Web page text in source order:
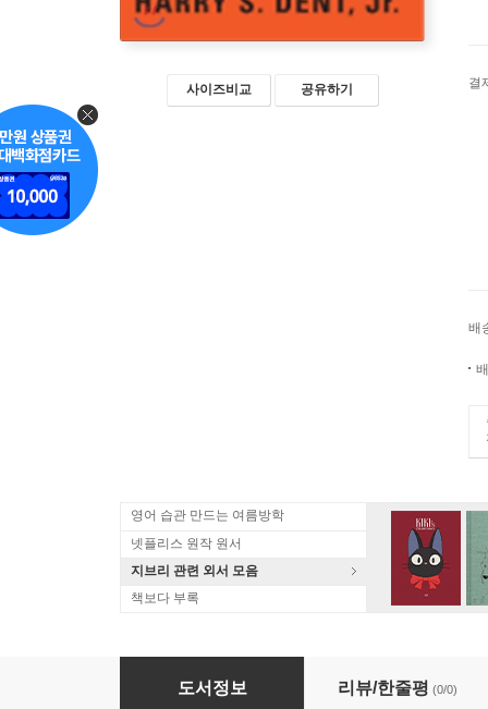
사이즈비교 공유하기 결
배
영어 습관 만드는 여름방학
넷플리스 원작 원서
지브리 관련 외서 모음
책보다 부록
The Demographic Cliff
도서정보 리뷰/한줄평 (0/0)